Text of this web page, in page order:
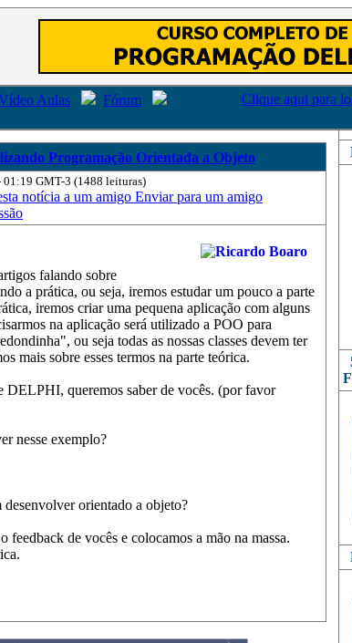
Aulas
Fórum
Clique aqui para
Programação Orientada a Objeto
01:19 GMT-3 (1488 leituras)
Enviar para um amigo
falando sobre
a prática, ou seja, iremos estudar um pouco a parte
iremos criar uma pequena aplicação com alguns
na aplicação será utilizado a POO para
ou seja todas as nossas classes devem ter
mais sobre esses termos na parte teórica.
DELPHI, queremos saber de vocês. (por favor
nesse exemplo?
orientado a objeto?
feedback de vocês e colocamos a mão na massa.